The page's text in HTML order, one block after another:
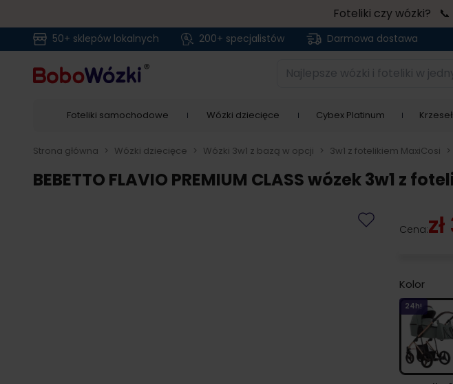
Foteliki czy wózki?
50+ sklepów lokalnych 200+ specjalistów Darmowa dostawa
Najlepsze wózki i foteliki w
Foteliki samochodowe Wózki dziecięce Cybex Platinum
Strona główna > Wózki dziecięce > Wózki 3w1 z bazą w opcji > 3w1 z fotelikiem MaxiCosi >
BEBETTO FLAVIO PREMIUM CLASS wózek 3w1 z
Cena:
Kolor
24h!